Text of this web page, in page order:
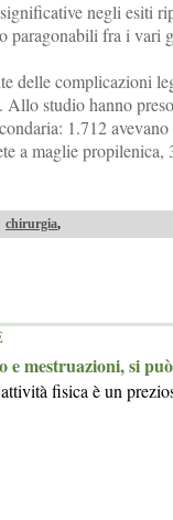
negli esiti
paragonabili fra i vari
delle complicazioni
Allo studio hanno
1.712 avevano
a maglie propilenica,
chirurgia,
e mestruazioni, si
fisica è un